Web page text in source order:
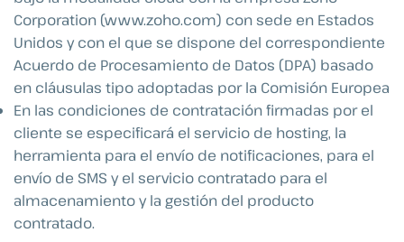
Corporation (www.zoho.com) con sede en Estados
Unidos y con el que se dispone del correspondiente
Acuerdo de Procesamiento de Datos (DPA) basado
en cláusulas tipo adoptadas por la Comisión Europea
En las condiciones de contratación firmadas por el
cliente se especificará el servicio de hosting, la
herramienta para el envío de notificaciones, para el
envío de SMS y el servicio contratado para el
almacenamiento y la gestión del producto
contratado.